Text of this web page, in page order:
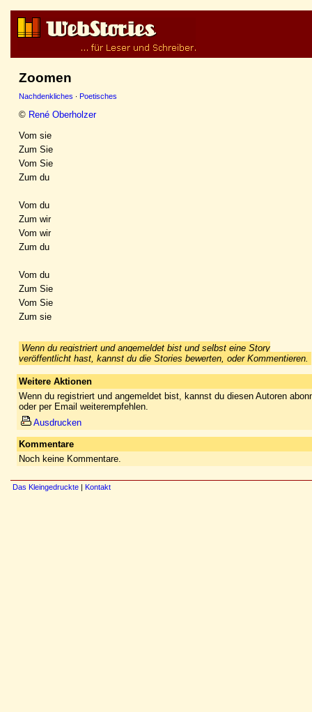
Zoomen
Nachdenkliches · Poetisches
© René Oberholzer
Vom sie
Zum Sie
Vom Sie
Zum du
Vom du
Zum wir
Vom wir
Zum du
Vom du
Zum Sie
Vom Sie
Zum sie
Wenn du registriert und angemeldet bist und selbst eine Story
veröffentlicht hast, kannst du die Stories bewerten, oder Kommentieren.
Weitere Aktionen
Wenn du registriert und angemeldet bist, kannst du diesen Autoren
oder per Email weiterempfehlen.
Ausdrucken
Kommentare
Noch keine Kommentare.
Das Kleingedruckte | Kontakt